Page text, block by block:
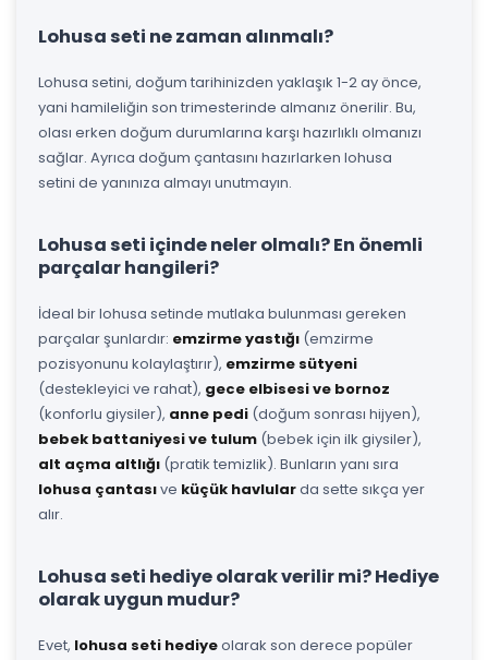
Lohusa seti ne zaman alınmalı?
Lohusa setini, doğum tarihinizden yaklaşık 1-2 ay önce,
yani hamileliğin son trimesterinde almanız önerilir. Bu,
olası erken doğum durumlarına karşı hazırlıklı olmanızı
sağlar. Ayrıca doğum çantasını hazırlarken lohusa
setini de yanınıza almayı unutmayın.
Lohusa seti içinde neler olmalı? En önemli
parçalar hangileri?
İdeal bir lohusa setinde mutlaka bulunması gereken
parçalar şunlardır: emzirme yastığı (emzirme
pozisyonunu kolaylaştırır), emzirme sütyeni
(destekleyici ve rahat), gece elbisesi ve bornoz
(konforlu giysiler), anne pedi (doğum sonrası hijyen),
bebek battaniyesi ve tulum (bebek için ilk giysiler),
alt açma altlığı (pratik temizlik). Bunların yanı sıra
lohusa çantasıve küçük havlularda sette sıkça yer
alır.
Lohusa seti hediye olarak verilir mi? Hediye
olarak uygun mudur?
Evet, lohusa seti hediyeolarak son derece popüler